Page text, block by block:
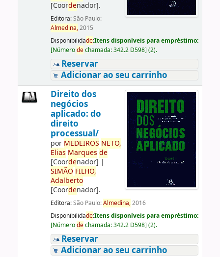
[Coordenador].
Editora:São Paulo:
Almedina,2015
Disponibilidade:Itens disponíveis para empréstimo:
[Númerodechamada:342.2 D598] (2).
Reservar
Adicionar ao seu carrinho
Direito dos
negócios
aplicado: do
direito
processual/
por MEDEIROS NETO,
Elias Marques de
[Coordenador] |
SIMÃO FILHO,
Adalberto
[Coordenador].
Editora:São Paulo:Almedina,2016
Disponibilidade:Itens disponíveis para empréstimo:
[Númerodechamada:342.2 D598] (2).
Reservar
Adicionar ao seu carrinho